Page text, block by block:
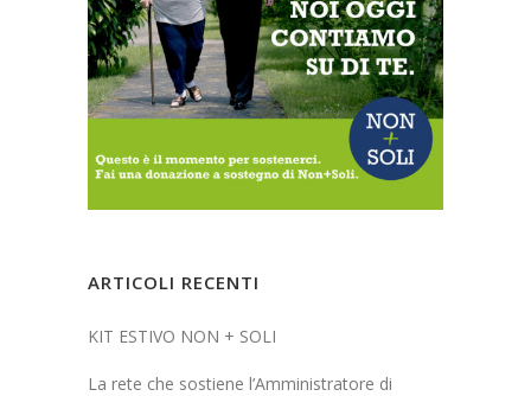
ARTICOLI RECENTI
KIT ESTIVO NON + SOLI
La rete che sostiene l’Amministratore di